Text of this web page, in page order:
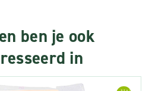
ben je ook
in